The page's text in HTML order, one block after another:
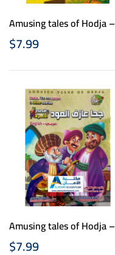
Amusing tales of Hodja –
نوادر جحا – اه يا رأسي –
عربي انكليزي
$7.99
Amusing tales of Hodja –
نوادر جحا – جحا عازف العود
$7.99